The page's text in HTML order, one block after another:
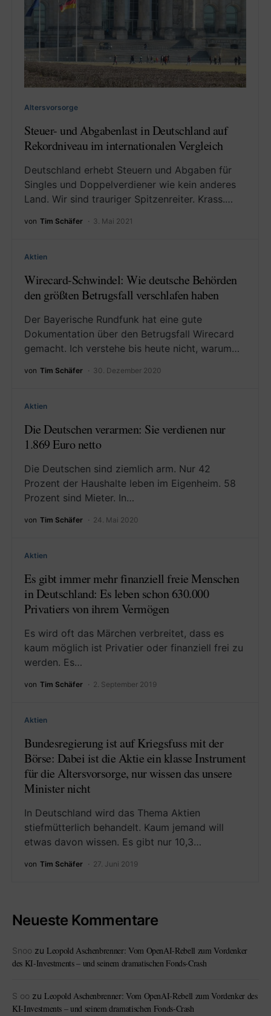
Altersvorsorge
Steuer- und Abgabenlast in Deutschland auf
Rekordniveau im internationalen Vergleich
Deutschland erhebt Steuern und Abgaben für
Singles und Doppelverdiener wie kein anderes
Land. Wir sind trauriger Spitzenreiter. Krass.…
von Tim Schäfer 3. Mai 2021
Aktien
Wirecard-Schwindel: Wie deutsche Behörden
den größten Betrugsfall verschlafen haben
Der Bayerische Rundfunk hat eine gute
Dokumentation über den Betrugsfall Wirecard
gemacht. Ich verstehe bis heute nicht, warum…
von Tim Schäfer 30. Dezember 2020
Aktien
Die Deutschen verarmen: Sie verdienen nur
1.869 Euro netto
Die Deutschen sind ziemlich arm. Nur 42
Prozent der Haushalte leben im Eigenheim. 58
Prozent sind Mieter. In…
von Tim Schäfer 24. Mai 2020
Aktien
Es gibt immer mehr finanziell freie Menschen
in Deutschland: Es leben schon 630.000
Privatiers von ihrem Vermögen
Es wird oft das Märchen verbreitet, dass es
kaum möglich ist Privatier oder finanziell frei zu
werden. Es…
von Tim Schäfer 2. September 2019
Aktien
Bundesregierung ist auf Kriegsfuss mit der
Börse: Dabei ist die Aktie ein klasse Instrument
für die Altersvorsorge, nur wissen das unsere
Minister nicht
In Deutschland wird das Thema Aktien
stiefmütterlich behandelt. Kaum jemand will
etwas davon wissen. Es gibt nur 10,3…
von Tim Schäfer 27. Juni 2019
Neueste Kommentare
Snoo zu Leopold Aschenbrenner: Vom OpenAI-Rebell zum Vordenker
des KI-Investments – und seinem dramatischen Fonds-Crash
S oo zu Leopold Aschenbrenner: Vom OpenAI-Rebell zum Vordenker des
KI-Investments – und seinem dramatischen Fonds-Crash